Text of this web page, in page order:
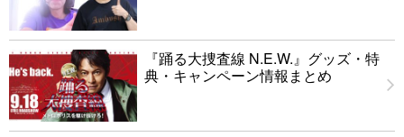
『踊る大捜査線 N.E.W.』グッズ・特
典・キャンペーン情報まとめ